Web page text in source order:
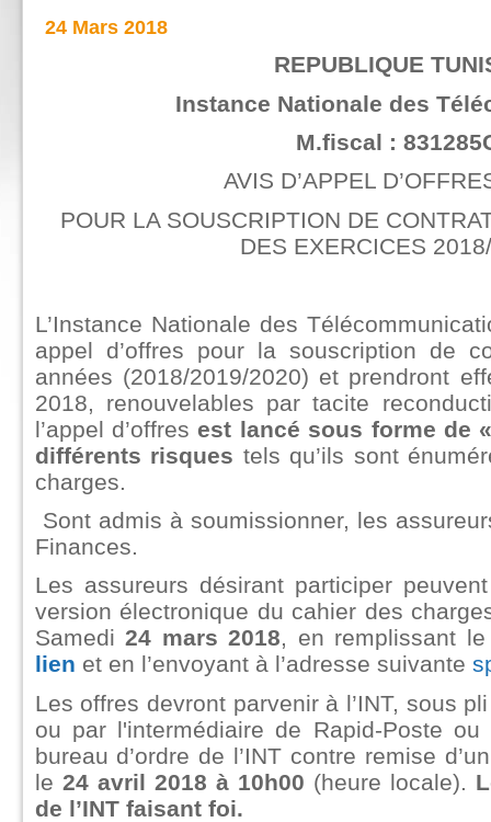
24 Mars 2018
REPUBLIQUE
Instance Nationale des
M.fiscal :
AVIS D’APPEL
POUR LA SOUSCRIPTION DE
DES EXERCICES
L’Instance Nationale des
appel d’offres pour la souscription de
années (2018/2019/2020) et prendront
2018, renouvelables par tacite
l’appel d’offres est lancé sous forme de
différents risques tels qu’ils sont
charges.
Sont admis à soumissionner, les
Finances.
Les assureurs désirant participer
version électronique du cahier des
Samedi24 mars 2018, en remplissant
lien et en l’envoyant à l’adresse suivante
Les offres devront parvenir à l’INT, sous
ou par l'intermédiaire de Rapid-Poste
bureau d’ordre de l’INT contre remise
le 24 avril 2018 à 10h00 (heure locale).
de l’INT faisant foi.